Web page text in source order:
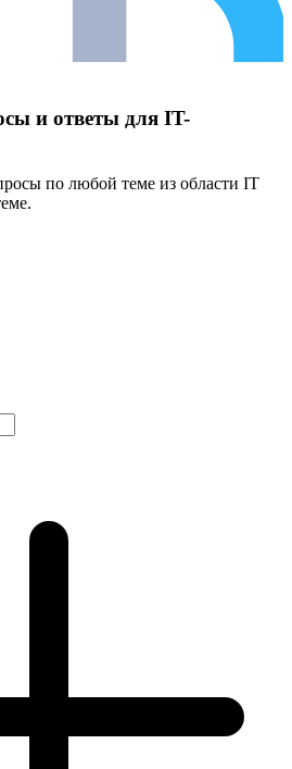
и ответы для IT-
по любой теме из области IT